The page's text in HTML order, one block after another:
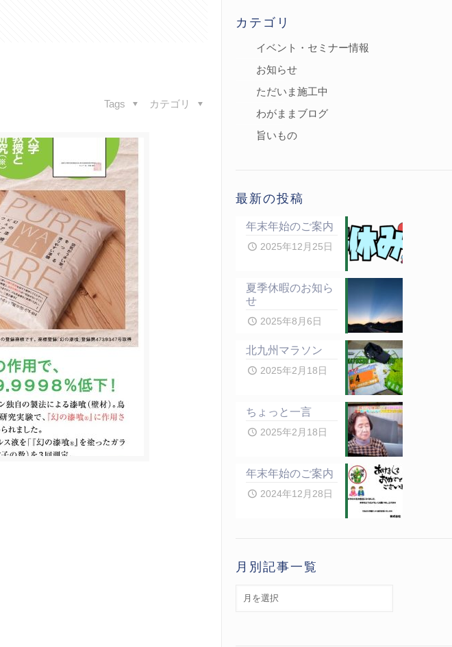
カテゴリ
Tags
カテゴリ
イベント・セミナー情報
お知らせ
ただいま施工中
わがままブログ
旨いもの
最新の投稿
年末年始のご案内
2025年12月25日
夏季休暇のお知ら
せ
2025年8月6日
北九州マラソン
2025年2月18日
ちょっと一言
2025年2月18日
年末年始のご案内
2024年12月28日
月別記事一覧